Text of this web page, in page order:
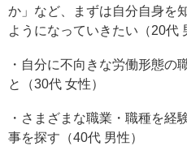
か」など、まずは自分自身を
ようになっていきたい（20代
・自分に不向きな労働形態の
と（30代 女性）
・さまざまな職業・職種を経
事を探す（40代 男性）